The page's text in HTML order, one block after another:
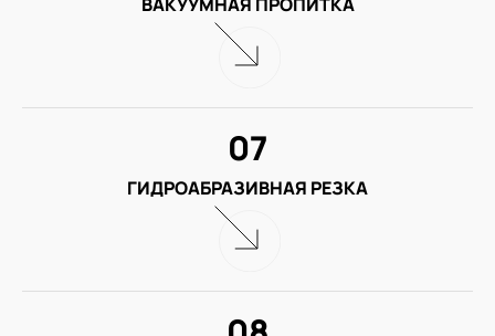
ГИДРОАБРАЗИВНАЯ РЕЗКА
07